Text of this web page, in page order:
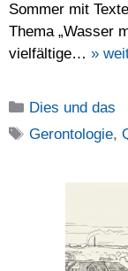
Sommer mit
Thema „Wasser
vielfältige… »
Kategorien
Dies und das
Schlagwörter
Gerontologie,